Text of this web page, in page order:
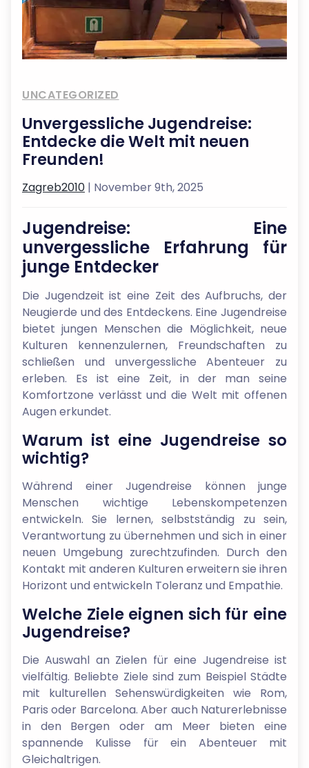
UNCATEGORIZED
Unvergessliche Jugendreise:
Entdecke die Welt mit neuen
Freunden!
Zagreb2010 | November 9th, 2025
Jugendreise: Eine
unvergessliche Erfahrung für
junge Entdecker
Die Jugendzeit ist eine Zeit des Aufbruchs, der
Neugierde und des Entdeckens. Eine Jugendreise
bietet jungen Menschen die Möglichkeit, neue
Kulturen kennenzulernen, Freundschaften zu
schließen und unvergessliche Abenteuer zu
erleben. Es ist eine Zeit, in der man seine
Komfortzone verlässt und die Welt mit offenen
Augen erkundet.
Warum ist eine Jugendreise so
wichtig?
Während einer Jugendreise können junge
Menschen wichtige Lebenskompetenzen
entwickeln. Sie lernen, selbstständig zu sein,
Verantwortung zu übernehmen und sich in einer
neuen Umgebung zurechtzufinden. Durch den
Kontakt mit anderen Kulturen erweitern sie ihren
Horizont und entwickeln Toleranz und Empathie.
Welche Ziele eignen sich für eine
Jugendreise?
Die Auswahl an Zielen für eine Jugendreise ist
vielfältig. Beliebte Ziele sind zum Beispiel Städte
mit kulturellen Sehenswürdigkeiten wie Rom,
Paris oder Barcelona. Aber auch Naturerlebnisse
in den Bergen oder am Meer bieten eine
spannende Kulisse für ein Abenteuer mit
Gleichaltrigen.